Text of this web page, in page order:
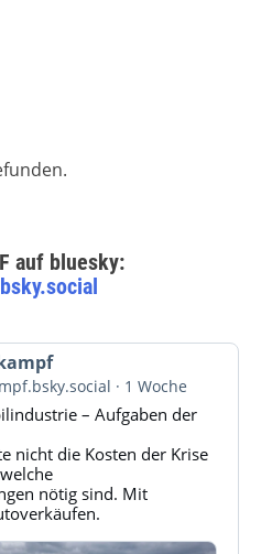
auf bluesky:
1 Woche
– Aufgaben der
nicht die Kosten der Krise
nötig sind. Mit